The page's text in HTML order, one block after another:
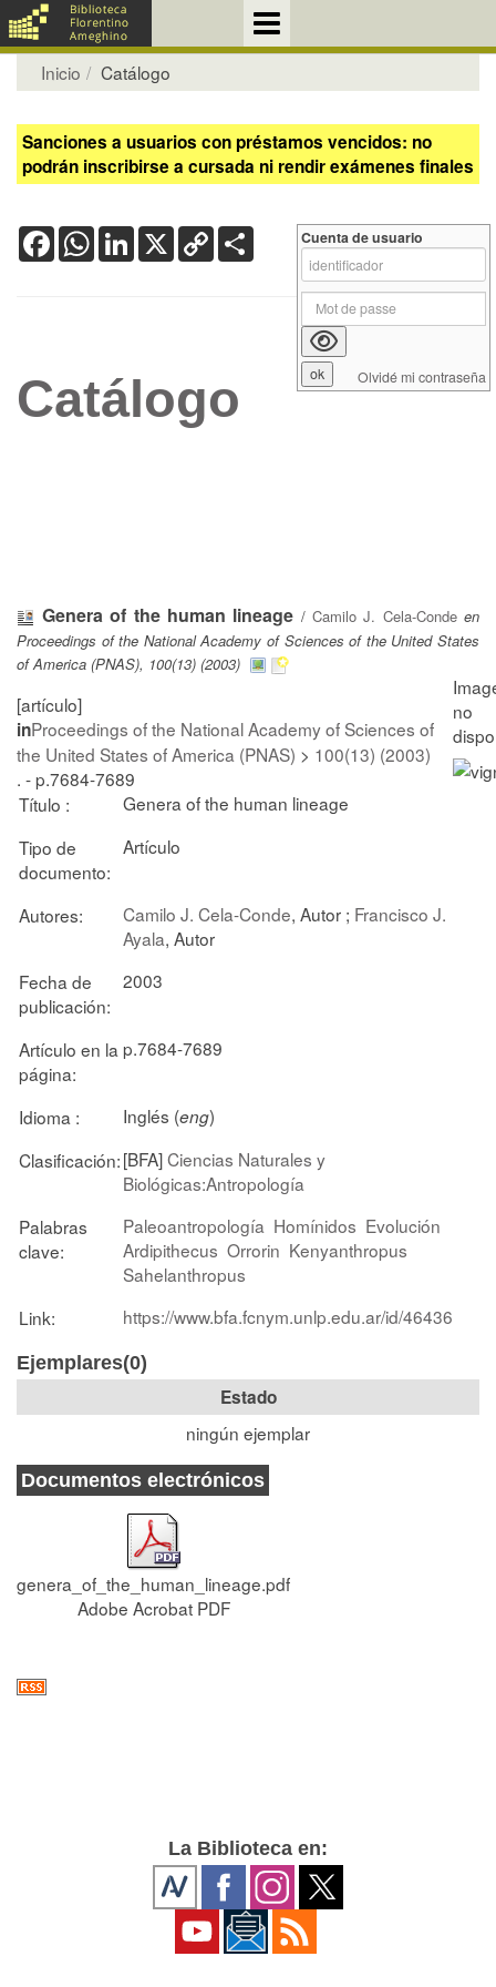
Inicio Catálogo
Sanciones a usuarios con préstamos vencidos: no
podrán inscribirse a cursada ni rendir exámenes finales
FacebookWhatsApp
LinkedIn
X Copy
Link
Catálogo
Genera of the human lineage /Camilo J. Cela-Conde en
Proceedings of the National Academy of Sciences of the United States
of America (PNAS), 100(13) (2003)
[artículo]
inProceedings of the National Academy of Sciences of
the United States of America (PNAS) > 100(13) (2003)
. - p.7684-7689
Título :
Genera of the human lineage
Tipo de
documento:
Artículo
Autores: Camilo J. Cela-Conde, Autor ; Francisco J.
Ayala, Autor
Fecha de
publicación:
2003
Artículo en la
página:
p.7684-7689
Idioma : Inglés (eng)
Clasificación:[BFA]Ciencias Naturales y
Biológicas:Antropología
Palabras
clave:
Paleoantropología Homínidos Evolución
Ardipithecus Orrorin Kenyanthropus
Sahelanthropus
Link:
https://www.bfa.fcnym.unlp.edu.ar/id/46436
Ejemplares(0)
Estado
ningún ejemplar
Documentos electrónicos
genera_of_the_human_lineage.pdf
Adobe Acrobat PDF
Cuenta de usuario
Olvidé mi contraseña
La Biblioteca en: